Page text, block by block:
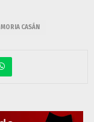
MORIA CASÁN